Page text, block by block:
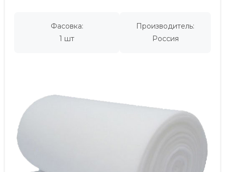
Фасовка:
1 шт
Производитель:
Россия